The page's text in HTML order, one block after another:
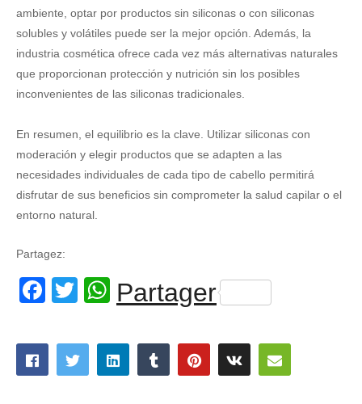
ambiente, optar por productos sin siliconas o con siliconas
solubles y volátiles puede ser la mejor opción. Además, la
industria cosmética ofrece cada vez más alternativas naturales
que proporcionan protección y nutrición sin los posibles
inconvenientes de las siliconas tradicionales.
En resumen, el equilibrio es la clave. Utilizar siliconas con
moderación y elegir productos que se adapten a las
necesidades individuales de cada tipo de cabello permitirá
disfrutar de sus beneficios sin comprometer la salud capilar o el
entorno natural.
Partagez:
Facebook
Twitter
WhatsApp
Partager